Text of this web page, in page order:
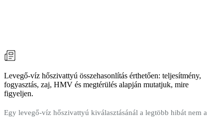
Levegő-víz hőszivattyú összehasonlítás érthetően: teljesítmény,
fogyasztás, zaj, HMV és megtérülés alapján mutatjuk, mire
figyeljen.
Egy levegő-víz hőszivattyú kiválasztásánál a legtöbb hibát nem a